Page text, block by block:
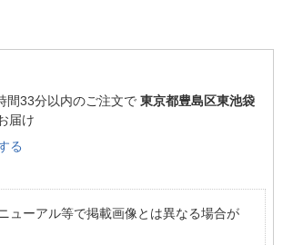
間33分以内のご注文で 東京都豊島区東池袋
届け
る
ューアル等で掲載画像とは異なる場合が